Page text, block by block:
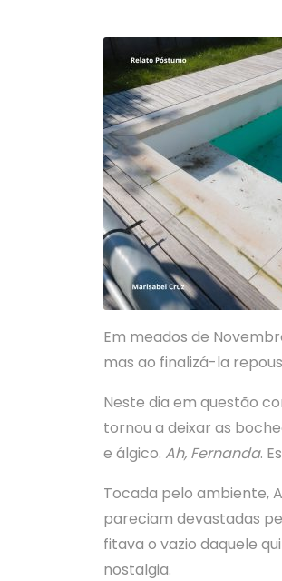
Em meados de
mas ao finalizá-la
Neste dia em questão
tornou a deixar as
e álgico. Ah, Fernanda.
Tocada pelo ambiente,
pareciam devastadas
fitava o vazio daquele
nostalgia.